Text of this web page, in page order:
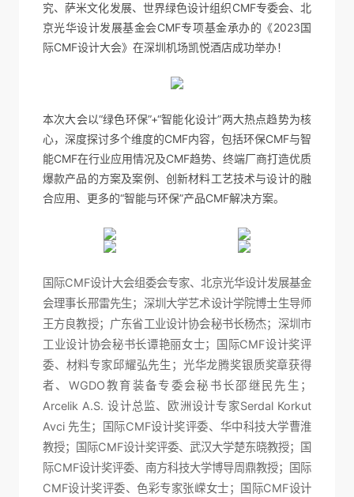
究、萨米文化发展、世界绿色设计组织CMF专委会、北
京光华设计发展基金会CMF专项基金承办的《2023国
际CMF设计大会》在深圳机场凯悦酒店成功举办！
本次大会以“绿色环保”+“智能化设计”两大热点趋势为核
心，深度探讨多个维度的CMF内容，包括环保CMF与智
能CMF在行业应用情况及CMF趋势、终端厂商打造优质
爆款产品的方案及案例、创新材料工艺技术与设计的融
合应用、更多的“智能与环保”产品CMF解决方案。
国际CMF设计大会组委会专家、北京光华设计发展基金
会理事长邢雷先生；深圳大学艺术设计学院博士生导师
王方良教授；广东省工业设计协会秘书长杨杰；深圳市
工业设计协会秘书长谭艳丽女士；国际CMF设计奖评
委、材料专家邱耀弘先生；光华龙腾奖银质奖章获得
者、WGDO教育装备专委会秘书长邵继民先生；
Arcelik A.S. 设计总监、欧洲设计专家Serdal Korkut
Avci 先生；国际CMF设计奖评委、华中科技大学曹淮
教授；国际CMF设计奖评委、武汉大学楚东晓教授；国
际CMF设计奖评委、南方科技大学博导周鼎教授；国际
CMF设计奖评委、色彩专家张嵘女士；国际CMF设计